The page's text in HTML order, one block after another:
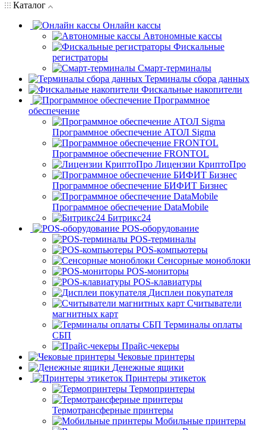
Каталог
Онлайн кассы
Автономные кассы
Фискальные
регистраторы
Смарт-терминалы
Терминалы сбора данных
Фискальные накопители
Программное
обеспечение
Программное обеспечение АТОЛ Sigma
Программное обеспечение FRONTOL
Лицензии КриптоПро
Программное обеспечение БИФИТ Бизнес
Программное обеспечение DataMobile
Битрикс24
POS-оборудование
POS-терминалы
POS-компьютеры
Сенсорные моноблоки
POS-мониторы
POS-клавиатуры
Дисплеи покупателя
Считыватели
магнитных карт
Терминалы оплаты
СБП
Прайс-чекеры
Чековые принтеры
Денежные ящики
Принтеры этикеток
Термопринтеры
Термотрансферные принтеры
Мобильные принтеры